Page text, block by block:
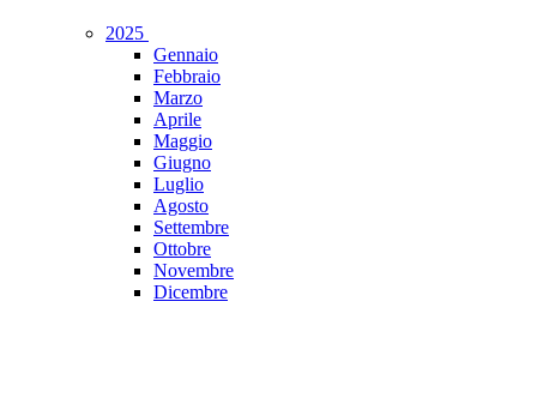
2025
Gennaio
Febbraio
Marzo
Aprile
Maggio
Giugno
Luglio
Agosto
Settembre
Ottobre
Novembre
Dicembre